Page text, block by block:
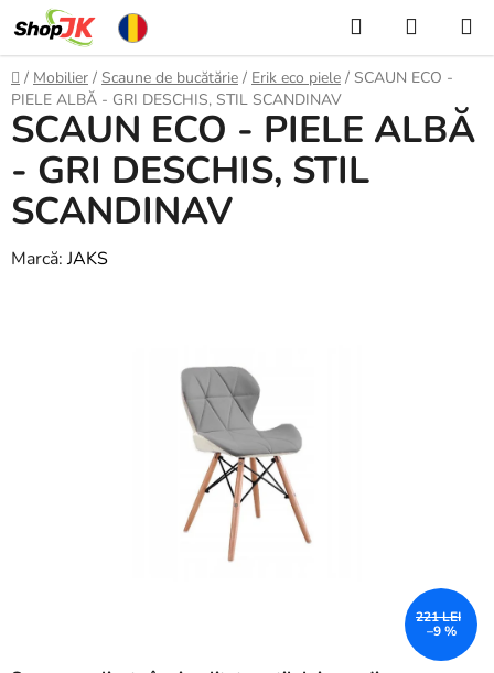
conținut
Căutare
DE
Acasă
/ Mobilier / Scaune de bucătărie / Erik eco piele / SCAUN ECO -
PIELE ALBĂ - GRI DESCHIS, STIL SCANDINAV
SCAUN ECO - PIELE ALBĂ
- GRI DESCHIS, STIL
SCANDINAV
Marcă:JAKS
221 LEI
–9 %